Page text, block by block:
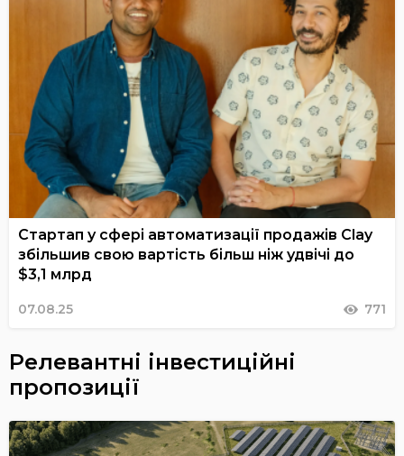
Стартап у сфері автоматизації продажів Clay
збільшив свою вартість більш ніж удвічі до
$3,1 млрд
07.08.25 771
Релевантні інвестиційні
пропозиції